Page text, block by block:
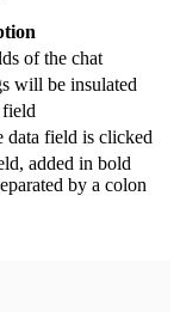
of the chat
will be insulated
data field is clicked
added in bold
by a colon